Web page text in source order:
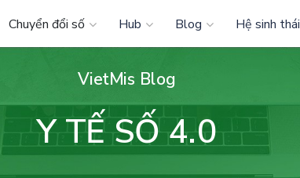
Chuyển đổi số Hub Blog Hệ sinh thái
VietMis Blog
Y TẾ SỐ 4.0